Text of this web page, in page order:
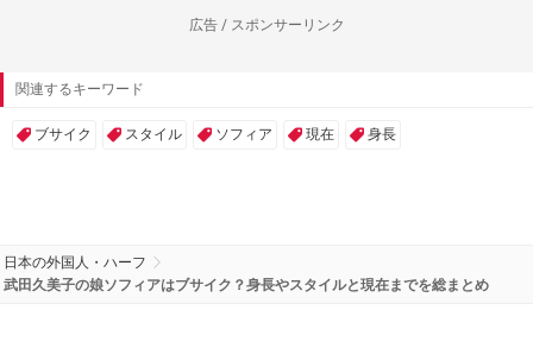
広告 / スポンサーリンク
関連するキーワード
ブサイク スタイル ソフィア 現在 身長
日本の外国人・ハーフ
武田久美子の娘ソフィアはブサイク？身長やスタイルと現在までを総まとめ